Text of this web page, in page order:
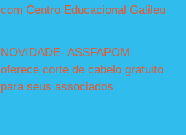
com Centro Educacional Galileu
NOVIDADE- ASSFAPOM
oferece corte de cabelo gratuito
para seus associados